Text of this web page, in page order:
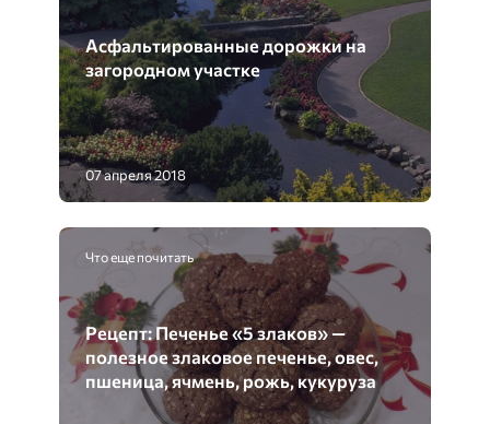
Асфальтированные дорожки на
загородном участке
07 апреля 2018
Что еще почитать
Рецепт: Печенье «5 злаков» —
полезное злаковое печенье, овес,
пшеница, ячмень, рожь, кукуруза